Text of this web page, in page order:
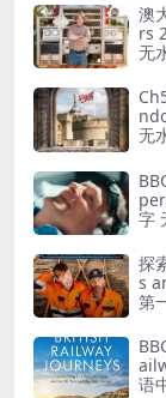
澳
rs
无
无
字
探
s
第
语